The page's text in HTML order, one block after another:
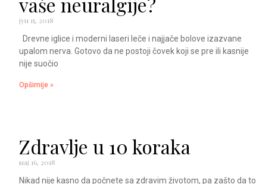
јун 15, 2018
Drevne iglice i moderni laseri leče i najjače bolove izazvane
upalom nerva. Gotovo da ne postoji čovek koji se pre ili kasnije
nije suočio
Opširnije »
Zdravlje u 10 koraka
мај 16, 2018
Nikad nije kasno da počnete sa zdravim životom, pa zašto da to